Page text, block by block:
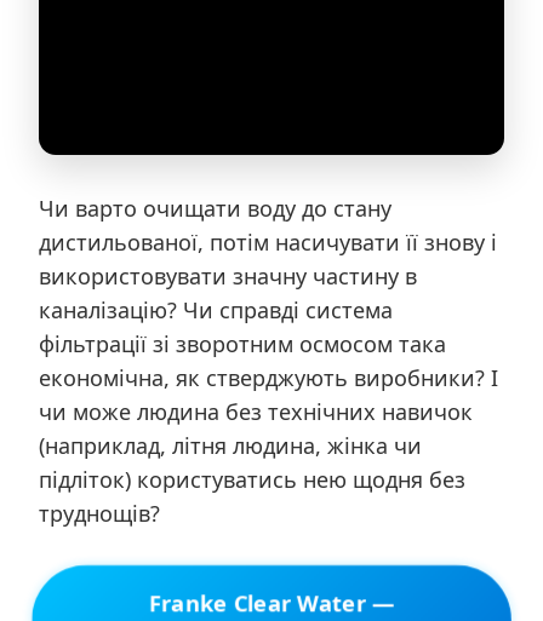
Чи варто очищати воду до стану
дистильованої, потім насичувати її знову і
використовувати значну частину в
каналізацію? Чи справді система
фільтрації зі зворотним осмосом така
економічна, як стверджують виробники? І
чи може людина без технічних навичок
(наприклад, літня людина, жінка чи
підліток) користуватись нею щодня без
труднощів?
Franke Clear Water —